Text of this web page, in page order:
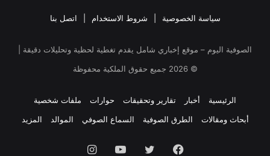
سياسة الخصوصية شروط الاستخدام اتصل بنا
الصوفية اليوم – موقع إخباري شامل يقدم تغطية لحظية وتحليلات دقيقة |
©
2026 جميع حقوق الملكية محفوظة
الرئيسية أخبار تقارير وتحقيقات حوارات
ملفات شخصية
أبحاث ومقالات
الطرق الصوفية السماع الصوفي الموالد المزيد
فيسبوك تويتر يوتيوب